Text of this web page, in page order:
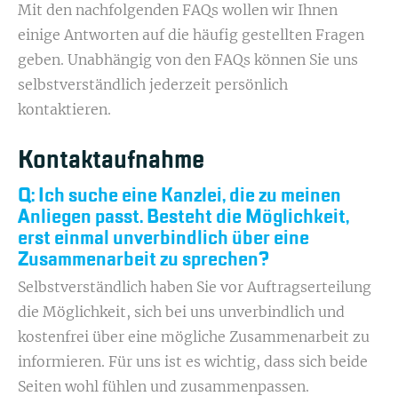
Mit den nachfolgenden FAQs wollen wir Ihnen
einige Antworten auf die häufig gestellten Fragen
geben. Unabhängig von den FAQs können Sie uns
selbstverständlich jederzeit persönlich
kontaktieren.
Kontaktaufnahme
Q: Ich suche eine Kanzlei, die zu meinen
Anliegen passt. Besteht die Möglichkeit,
erst einmal unverbindlich über eine
Zusammenarbeit zu sprechen?
Selbstverständlich haben Sie vor Auftragserteilung
die Möglichkeit, sich bei uns unverbindlich und
kostenfrei über eine mögliche Zusammenarbeit zu
informieren. Für uns ist es wichtig, dass sich beide
Seiten wohl fühlen und zusammenpassen.